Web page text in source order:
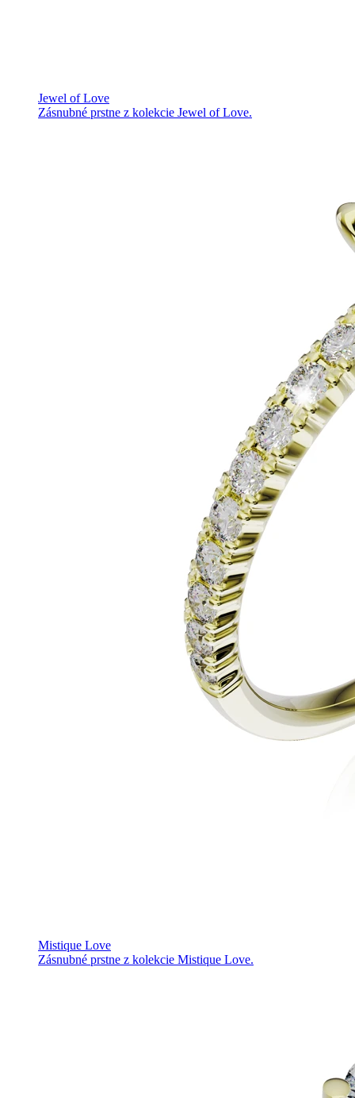
Jewel of Love
Zásnubné prstne z kolekcie Jewel of Love.
Mistique Love
Zásnubné prstne z kolekcie Mistique Love.